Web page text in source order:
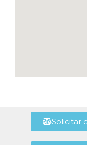
Solicitar